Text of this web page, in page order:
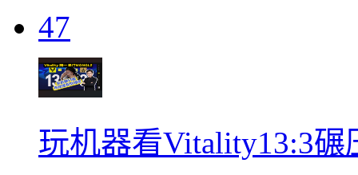
47
玩机器看Vitality13:3碾